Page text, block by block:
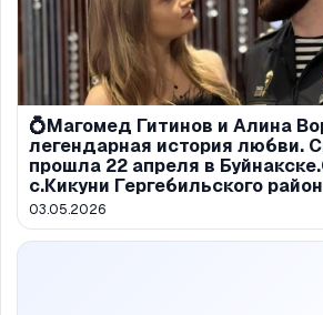
💍Магомед Гитинов и Алина
легендарная история любви.
прошла 22 апреля в
с.Кикуни Гергебильского
03.05.2026